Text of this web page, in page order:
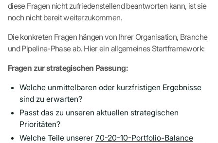
diese Fragen nicht zufriedenstellend beantworten kann, ist sie
noch nicht bereit weiterzukommen.
Die konkreten Fragen hängen von Ihrer Organisation, Branche
und Pipeline-Phase ab. Hier ein allgemeines Startframework:
Fragen zur strategischen Passung:
Welche unmittelbaren oder kurzfristigen Ergebnisse
sind zu erwarten?
Passt das zu unseren aktuellen strategischen
Prioritäten?
Welche Teile unserer 70-20-10-Portfolio-Balance